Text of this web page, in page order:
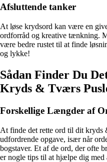
Afsluttende tanker
At løse krydsord kan være en
ordforråd og kreative tænkning.
være bedre rustet til at finde
og lykke!
Sådan Finder Du
Kryds & Tværs
Forskellige Længder af
At finde det rette ord til dit
udfordrende opgave, især når
bogstaver. Et af de ord, der ofte
er nogle tips til at hjælpe dig med